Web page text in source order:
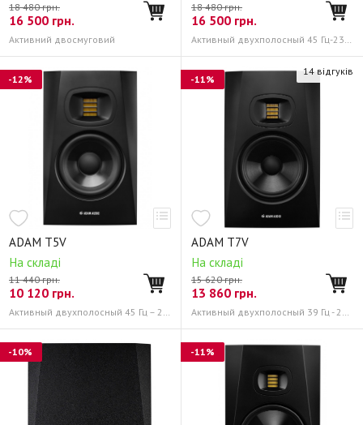
18 480 грн.
16 500 грн.
Активний двосмуговий
18 480 грн.
16 500 грн.
Активный двухполосный 45 Гц-23200 Гц
ADAM T5V
На складі
11 440 грн.
10 120 грн.
Активный двухполосный 45 Гц – 25 кГц
-12%
ADAM T7V
На складі
15 620 грн.
13 860 грн.
Активный двухполосный 39 Гц - 25 кГц
14 відгуків
-11%
-10% -11%